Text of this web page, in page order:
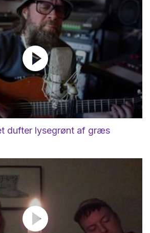
dufter lysegrønt af græs